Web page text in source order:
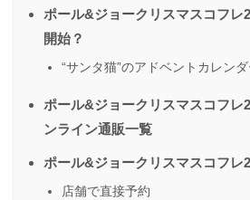
ポール&ジョークリスマスコフレ
開始？
“サンタ猫”のアドベントカレンダ
ポール&ジョークリスマスコフレ
ンライン通販一覧
ポール&ジョークリスマスコフレ
店舗で直接予約